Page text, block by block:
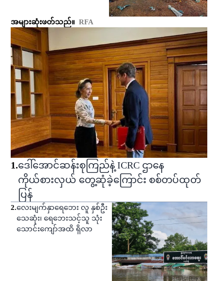
အများဆုံးဖတ်သည်။ RFA
1.ဒေါ်အောင်ဆန်းစုကြည်နဲ့ ICRC ဌာနေ
ကိုယ်စားလှယ် တွေ့ဆုံခဲ့ကြောင်း စစ်တပ်ထုတ်
ပြန်
2.လေးမျက်နှာရေဘေး လူ နှစ်ဦး
သေဆုံး၊ ရေဘေးသင့်သူ သုံး
သောင်းကျော်အထိ ရှိလာ